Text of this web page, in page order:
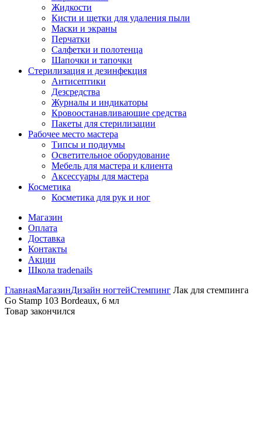
Жидкости
Кисти и щетки для удаления пыли
Маски и экраны
Перчатки
Салфетки и полотенца
Шапочки и тапочки
Стерилизация и дезинфекция
Антисептики
Дезсредства
Журналы и индикаторы
Кровоостанавливающие средства
Пакеты для стерилизации
Рабочее место мастера
Типсы и подиумы
Осветительное оборудование
Мебель для мастера и клиента
Аксессуары для мастера
Косметика
Косметика для рук и ног
Магазин
Оплата
Доставка
Контакты
Акции
Школа tradenails
ГлавнаяМагазинДизайн ногтейСтемпинг Лак для стемпинга
Go Stamp 103 Bordeaux, 6 мл
Товар закончился